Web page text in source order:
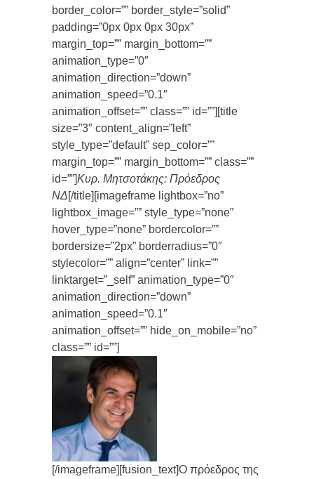
border_color=”” border_style=”solid”
padding=”0px 0px 0px 30px”
margin_top=”” margin_bottom=””
animation_type=”0″
animation_direction=”down”
animation_speed=”0.1″
animation_offset=”” class=”” id=””][title
size=”3″ content_align=”left”
style_type=”default” sep_color=””
margin_top=”” margin_bottom=”” class=””
id=””]Κυρ. Μητσοτάκης: Πρόεδρος
ΝΔ[/title][imageframe lightbox=”no”
lightbox_image=”” style_type=”none”
hover_type=”none” bordercolor=””
bordersize=”2px” borderradius=”0″
stylecolor=”” align=”center” link=””
linktarget=”_self” animation_type=”0″
animation_direction=”down”
animation_speed=”0.1″
animation_offset=”” hide_on_mobile=”no”
class=”” id=””]
[/imageframe][fusion_text]Ο πρόεδρος της